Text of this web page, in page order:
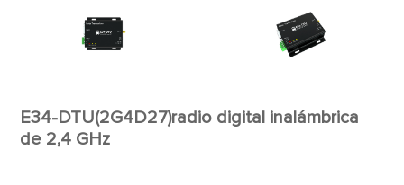
E34-DTU(2G4D27)radio digital inalámbrica
de 2,4 GHz